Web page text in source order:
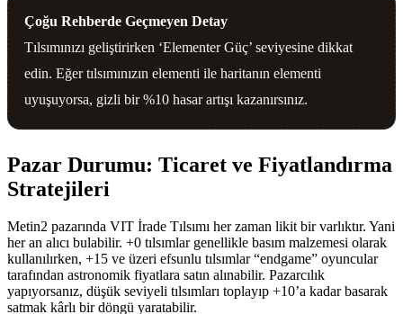
Çoğu Rehberde Geçmeyen Detay
Tılsımınızı geliştirirken ‘Elementer Güç’ seviyesine dikkat
edin. Eğer tılsımınızın elementi ile haritanın elementi
uyuşuyorsa, gizli bir %10 hasar artışı kazanırsınız.
Pazar Durumu: Ticaret ve Fiyatlandırma
Stratejileri
Metin2 pazarında VIT İrade Tılsımı her zaman likit bir varlıktır. Yani
her an alıcı bulabilir. +0 tılsımlar genellikle basım malzemesi olarak
kullanılırken, +15 ve üzeri efsunlu tılsımlar “endgame” oyuncular
tarafından astronomik fiyatlara satın alınabilir. Pazarcılık
yapıyorsanız, düşük seviyeli tılsımları toplayıp +10’a kadar basarak
satmak kârlı bir döngü yaratabilir.